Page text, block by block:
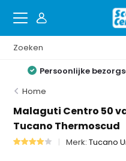
Persoonlijke
Home
Malaguti Centro 50
Tucano Thermoscud
Merk:Tucano